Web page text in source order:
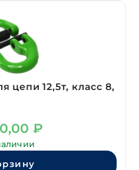
цепи 12,5т, класс 8,
₽